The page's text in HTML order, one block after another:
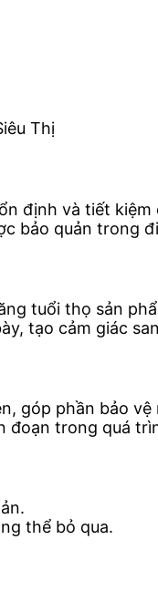
Thị
định và tiết kiệm
bảo quản trong
tuổi thọ sản
tạo cảm giác
góp phần bảo
đoạn trong quá
thể bỏ qua.